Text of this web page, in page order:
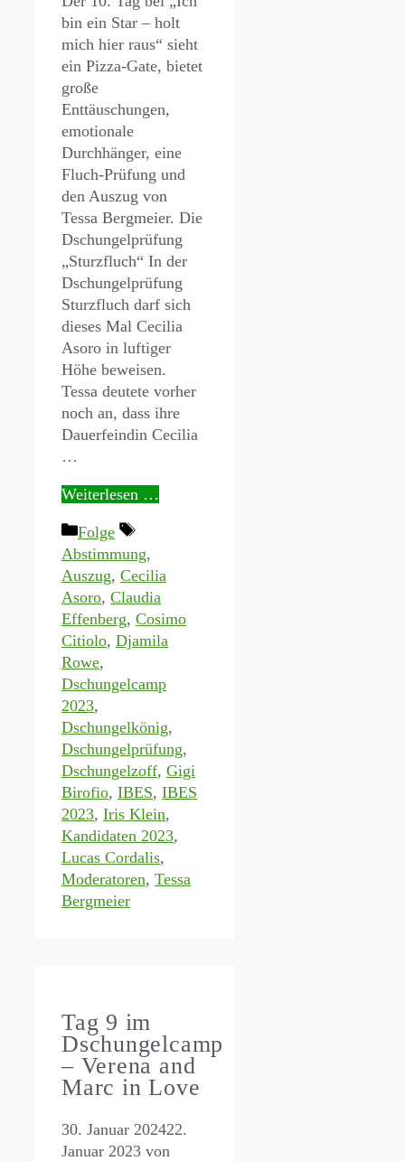
bin ein Star – holt
mich hier raus“ sieht
ein Pizza-Gate, bietet
große
Enttäuschungen,
emotionale
Durchhänger, eine
Fluch-Prüfung und
den Auszug von
Tessa Bergmeier. Die
Dschungelprüfung
„Sturzfluch“ In der
Dschungelprüfung
Sturzfluch darf sich
dieses Mal Cecilia
Asoro in luftiger
Höhe beweisen.
Tessa deutete vorher
noch an, dass ihre
Dauerfeindin Cecilia
…
Weiterlesen …
Kategorien
Folge
Schlagwörter
Abstimmung,
Auszug, Cecilia
Asoro, Claudia
Effenberg, Cosimo
Citiolo, Djamila
Rowe,
Dschungelcamp
2023,
Dschungelkönig,
Dschungelprüfung,
Dschungelzoff, Gigi
Birofio, IBES, IBES
2023, Iris Klein,
Kandidaten 2023,
Lucas Cordalis,
Moderatoren, Tessa
Bergmeier
Tag 9 im
Dschungelcamp
– Verena and
Marc in Love
30. Januar 202422.
Januar 2023 von